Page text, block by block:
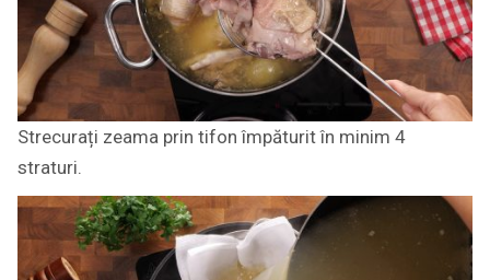
Strecurați zeama prin tifon împăturit în minim 4
straturi.